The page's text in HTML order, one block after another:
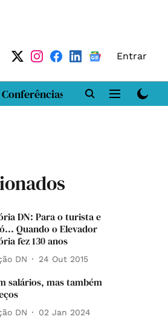
Entrar
Conferências DN LAB
DN: Para o turista e
Quando o Elevador
fez 130 anos
DN 24 Out 2015
salários, mas também
DN 02 Jan 2024